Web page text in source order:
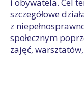
szczegółowe
z
społecznym
zajęć,